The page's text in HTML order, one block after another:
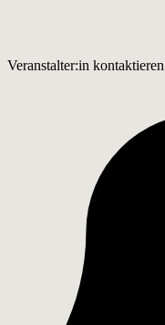
Veranstalter:in kontaktieren